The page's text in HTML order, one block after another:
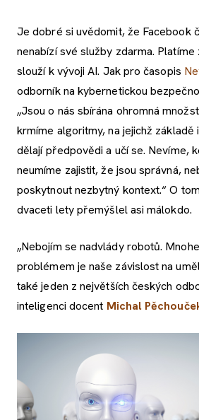
Je dobré si uvědomit, že Facebook
nenabízí své služby zdarma. Platíme
slouží k vývoji AI. Jak pro časopis
odborník na kybernetickou
„Jsou o nás sbírána ohromná
krmíme algoritmy, na jejichž
dělají předpovědi a učí se. Nevíme,
neumíme zajistit, že jsou správná,
poskytnout nezbytný kontext.“ O
dvaceti lety přemýšlel asi málokdo.
„Nebojím se nadvlády robotů.
problémem je naše závislost na
také jeden z největších českých
inteligenci docent Michal